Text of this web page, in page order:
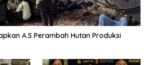
A.S Perambah Hutan Produksi